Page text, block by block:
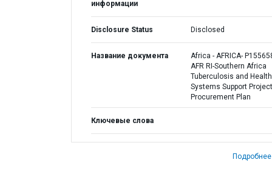
информации
Disclosure Status Disclosed
Название документа
Africa - AFRICA-
AFR RI-Southern Africa
Tuberculosis and Health
Systems Support
Procurement Plan
Ключевые слова
Подробнее